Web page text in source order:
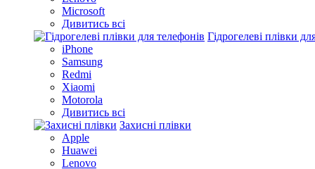
Microsoft
Дивитись всі
Гідрогелеві плівки
iPhone
Samsung
Redmi
Xiaomi
Motorola
Дивитись всі
Захисні плівки
Apple
Huawei
Lenovo